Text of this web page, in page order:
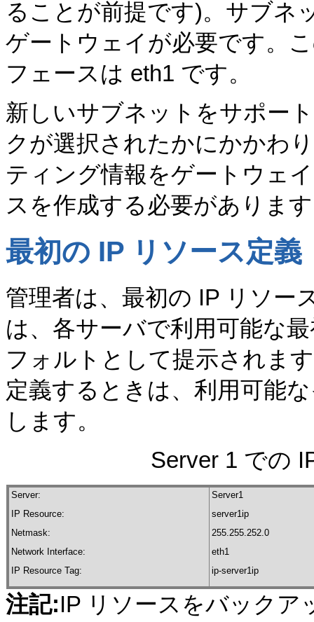
ることが前提です)。サブネ
ゲートウェイが必要です。
フェースは eth1 です。
新しいサブネットをサポー
クが選択されたかにかかわ
ティング情報をゲートウェ
スを作成する必要があります
最初の IP リソース定義
管理者は、最初の IP リソー
は、各サーバで利用可能な
フォルトとして提示されま
定義するときは、利用可能
します。
Server 1 での
Server:
IP Resource:
Netmask:
Network Interface:
IP Resource Tag:
Server1
server1ip
255.255.252.0
eth1
ip-server1ip
注記:IP リソースをバックア